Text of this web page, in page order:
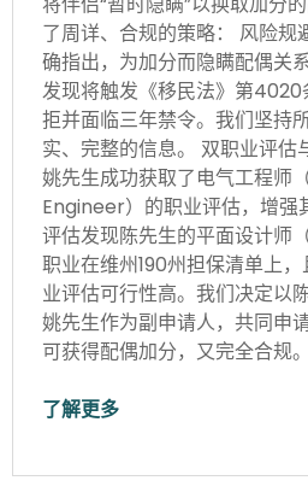
了周详、合规的策略： 风险规
确指出，为加分而隐瞒配偶关
发现将触发《移民法》第
拒并面临三年禁令。我们坚持
实、完整的信息。 双职业评估
姚先生成功获取了电气工程师
Engineer）的职业评估，增强
评估发现陈先生的平面设计师
职业在维州190州担保清单上
业评估可行性高。我们决定以
姚先生作为副申请人，共同申
可获得配偶加分，又完全合规
了解更多